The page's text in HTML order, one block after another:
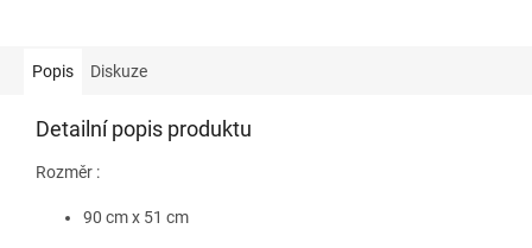
Popis Diskuze
Detailní popis produktu
Rozměr :
90 cm x 51 cm